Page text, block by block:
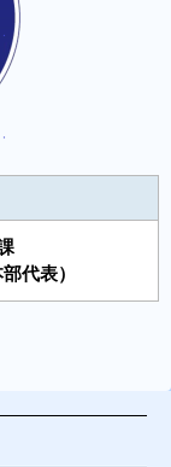
代表）